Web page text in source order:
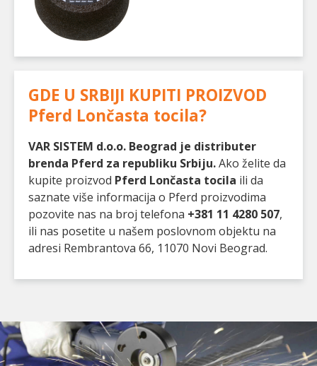
GDE U SRBIJI KUPITI PROIZVOD
Pferd Lončasta tocila?
VAR SISTEM d.o.o. Beograd je distributer
brenda Pferd za republiku Srbiju.Ako želite da
kupite proizvod Pferd Lončasta tocila ili da
saznate više informacija o Pferd proizvodima
pozovite nas na broj telefona +381 11 4280 507,
ili nas posetite u našem poslovnom objektu na
adresi Rembrantova 66, 11070 Novi Beograd.